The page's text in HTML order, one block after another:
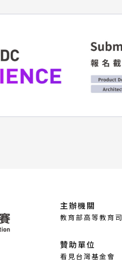
主辦機關
教育部高等教育司
贊助單位
看見台灣基金會